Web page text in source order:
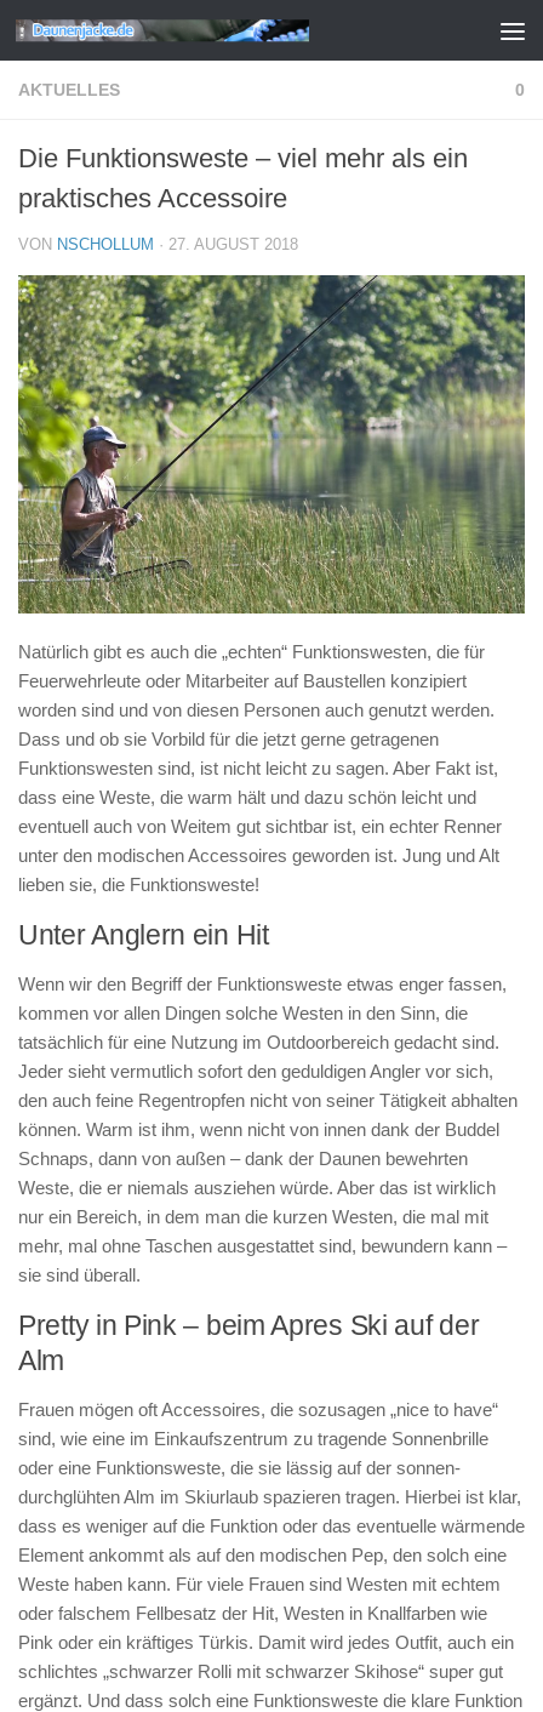
Zum Inhalt springen
AKTUELLES 0
Die Funktionsweste – viel mehr als ein
praktisches Accessoire
VON NSCHOLLUM · 27. AUGUST 2018
Natürlich gibt es auch die „echten“ Funktionswesten, die für
Feuerwehrleute oder Mitarbeiter auf Baustellen konzipiert
worden sind und von diesen Personen auch genutzt werden.
Dass und ob sie Vorbild für die jetzt gerne getragenen
Funktionswesten sind, ist nicht leicht zu sagen. Aber Fakt ist,
dass eine Weste, die warm hält und dazu schön leicht und
eventuell auch von Weitem gut sichtbar ist, ein echter Renner
unter den modischen Accessoires geworden ist. Jung und Alt
lieben sie, die Funktionsweste!
Unter Anglern ein Hit
Wenn wir den Begriff der Funktionsweste etwas enger fassen,
kommen vor allen Dingen solche Westen in den Sinn, die
tatsächlich für eine Nutzung im Outdoorbereich gedacht sind.
Jeder sieht vermutlich sofort den geduldigen Angler vor sich,
den auch feine Regentropfen nicht von seiner Tätigkeit abhalten
können. Warm ist ihm, wenn nicht von innen dank der Buddel
Schnaps, dann von außen – dank der Daunen bewehrten
Weste, die er niemals ausziehen würde. Aber das ist wirklich
nur ein Bereich, in dem man die kurzen Westen, die mal mit
mehr, mal ohne Taschen ausgestattet sind, bewundern kann –
sie sind überall.
Pretty in Pink – beim Apres Ski auf der
Alm
Frauen mögen oft Accessoires, die sozusagen „nice to have“
sind, wie eine im Einkaufszentrum zu tragende Sonnenbrille
oder eine Funktionsweste, die sie lässig auf der sonnen-
durchglühten Alm im Skiurlaub spazieren tragen. Hierbei ist klar,
dass es weniger auf die Funktion oder das eventuelle wärmende
Element ankommt als auf den modischen Pep, den solch eine
Weste haben kann. Für viele Frauen sind Westen mit echtem
oder falschem Fellbesatz der Hit, Westen in Knallfarben wie
Pink oder ein kräftiges Türkis. Damit wird jedes Outfit, auch ein
schlichtes „schwarzer Rolli mit schwarzer Skihose“ super gut
ergänzt. Und dass solch eine Funktionsweste die klare Funktion